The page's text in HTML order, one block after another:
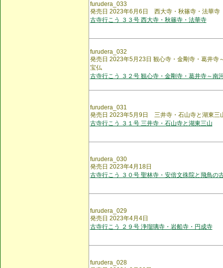
furudera_033
発売日 2023年6月6日 西大寺・秋篠寺・法華寺
古寺行こう ３３号 西大寺・秋篠寺・法華寺
furudera_032
発売日 2023年5月23日 観心寺・金剛寺・葛井寺
宝仏
古寺行こう ３２号 観心寺・金剛寺・葛井寺～南
furudera_031
発売日 2023年5月9日 三井寺・石山寺と湖東三
古寺行こう ３１号 三井寺・石山寺と湖東三山
furudera_030
発売日 2023年4月18日
古寺行こう ３０号 聖林寺・安倍文殊院と飛鳥の
furudera_029
発売日 2023年4月4日
古寺行こう ２９号 浄瑠璃寺・岩船寺・円成寺
furudera_028